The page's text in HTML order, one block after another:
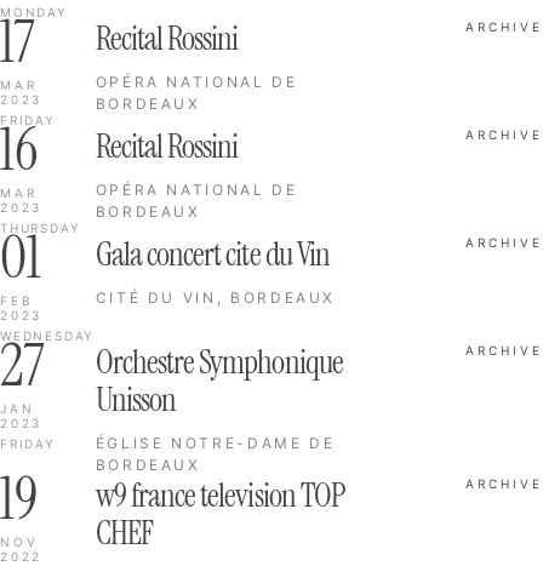
MONDAY
17
MAR
2023
FRIDAY
Recital Rossini
OPÉRA NATIONAL DE
BORDEAUX
ARCHIVE
16
MAR
2023
THURSDAY
Recital Rossini
OPÉRA NATIONAL DE
BORDEAUX
ARCHIVE
01
FEB
2023
WEDNESDAY
Gala concert cite du Vin
CITÉ DU VIN, BORDEAUX
ARCHIVE
27
JAN
2023
FRIDAY
Orchestre Symphonique
Unisson
ÉGLISE NOTRE-DAME DE
BORDEAUX
ARCHIVE
19
NOV
2022
w9 france television TOP
CHEF
ARCHIVE